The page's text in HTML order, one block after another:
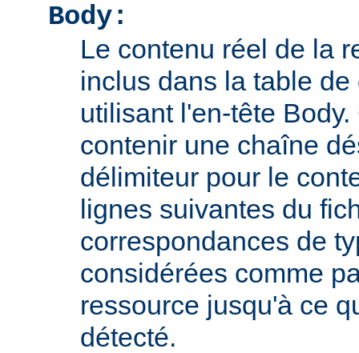
Body:
Le contenu réel de la
inclus dans la table
utilisant l'en-tête
contenir une chaîne
délimiteur pour le
lignes suivantes du
correspondances de
considérées comme
ressource jusqu'à ce
détecté.